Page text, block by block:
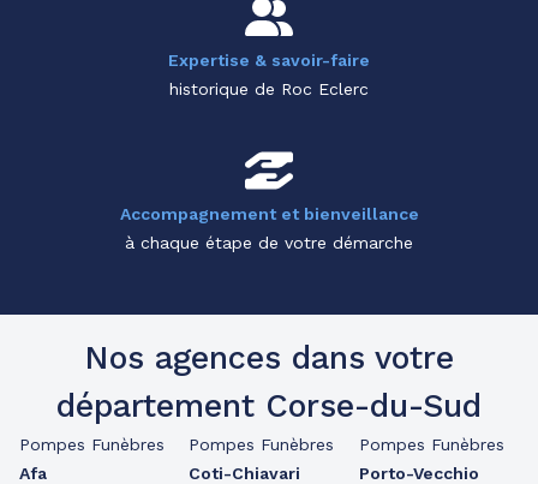
Expertise & savoir-faire
historique de Roc Eclerc
Accompagnement et bienveillance
à chaque étape de votre démarche
Nos agences dans votre
département Corse-du-Sud
Pompes Funèbres
Afa
Pompes Funèbres
Coti-Chiavari
Pompes Funèbres
Porto-Vecchio